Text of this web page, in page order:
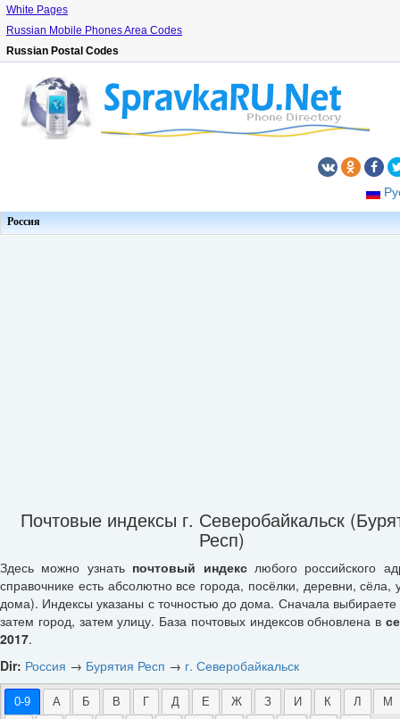
White Pages
Russian Mobile Phones Area Codes
Russian Postal Codes
Россия
Почтовые индексы г. Северобайкальск
Респ)
Здесь можно узнать почтовый индекслюбого российского
справочнике есть абсолютно все города, посёлки, деревни, сёла,
дома). Индексы указаны с точностью до дома. Сначала выбираете
затем город, затем улицу. База почтовых индексов обновлена в
2017.
Dir: Россия → Бурятия Респ → г. Северобайкальск
0-9 А Б В Г Д Е Ж З И К Л
М